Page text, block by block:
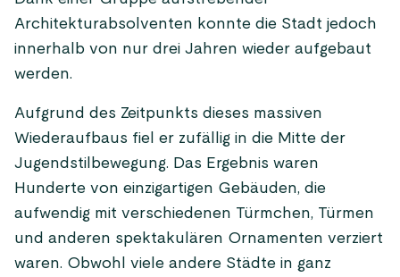
Architekturabsolventen konnte die Stadt jedoch
innerhalb von nur drei Jahren wieder aufgebaut
werden.
Aufgrund des Zeitpunkts dieses massiven
Wiederaufbaus fiel er zufällig in die Mitte der
Jugendstilbewegung. Das Ergebnis waren
Hunderte von einzigartigen Gebäuden, die
aufwendig mit verschiedenen Türmchen, Türmen
und anderen spektakulären Ornamenten verziert
waren. Obwohl viele andere Städte in ganz